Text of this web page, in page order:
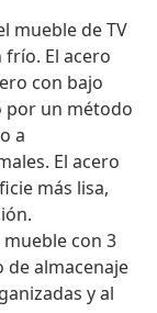
mueble de TV
El acero
con bajo
por un método
a
El acero
más lisa,
con 3
de almacenaje
y al